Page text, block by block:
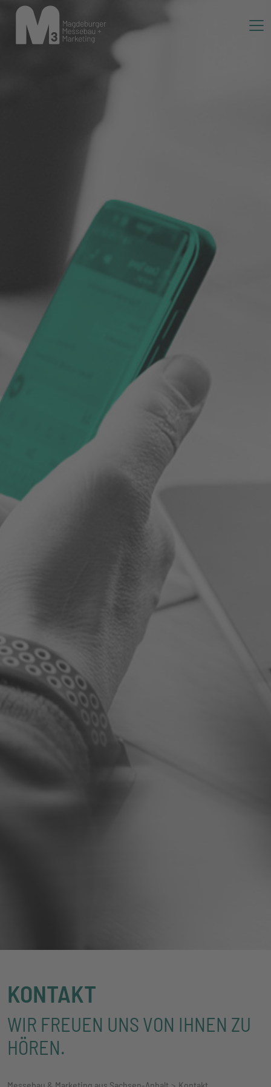
KONTAKT
WIR FREUEN UNS VON IHNEN ZU
HÖREN.
Messebau & Marketing aus Sachsen-Anhalt Kontakt